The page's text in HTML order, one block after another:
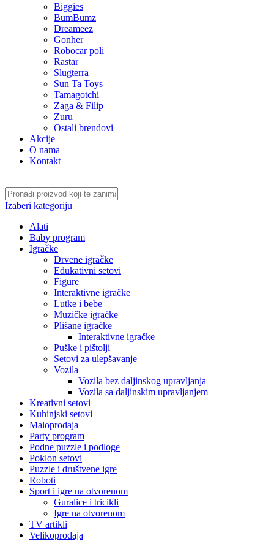
Biggies
BumBumz
Dreameez
Gonher
Robocar poli
Rastar
Slugterra
Sun Ta Toys
Tamagotchi
Zaga & Filip
Zuru
Ostali brendovi
Akcije
O nama
Kontakt
Izaberi kategoriju
Alati
Baby program
Igračke
Drvene igračke
Edukativni setovi
Figure
Interaktivne igračke
Lutke i bebe
Muzičke igračke
Plišane igračke
Interaktivne igračke
Puške i pištolji
Setovi za ulepšavanje
Vozila
Vozila bez daljinskog upravljanja
Vozila sa daljinskim upravljanjem
Kreativni setovi
Kuhinjski setovi
Maloprodaja
Party program
Podne puzzle i podloge
Poklon setovi
Puzzle i društvene igre
Roboti
Sport i igre na otvorenom
Guralice i tricikli
Igre na otvorenom
TV artikli
Velikoprodaja